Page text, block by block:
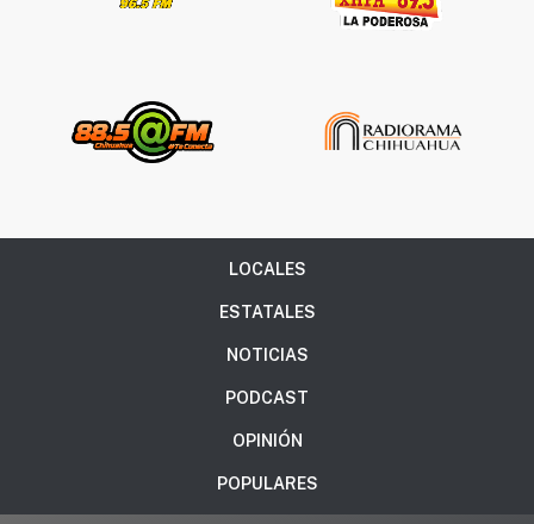
LOCALES
ESTATALES
NOTICIAS
PODCAST
OPINIÓN
POPULARES